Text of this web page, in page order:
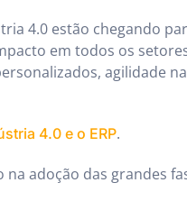
4.0 estão chegando
em todos os
agilidade
4.0 e o ERP.
adoção das grandes